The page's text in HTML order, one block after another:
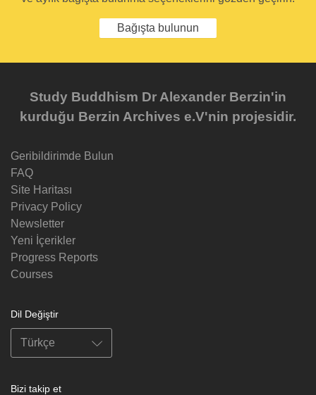
Bağışta bulunun
Study Buddhism Dr Alexander Berzin'in
kurduğu Berzin Archives e.V'nin projesidir.
Geribildirimde Bulun
FAQ
Site Haritası
Privacy Policy
Newsletter
Yeni İçerikler
Progress Reports
Courses
Dil Değiştir
Bizi takip et